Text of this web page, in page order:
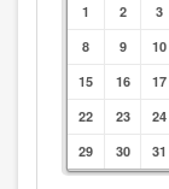
1 2 3
8
9 10
15
16 17
22
23 24
29
30 31